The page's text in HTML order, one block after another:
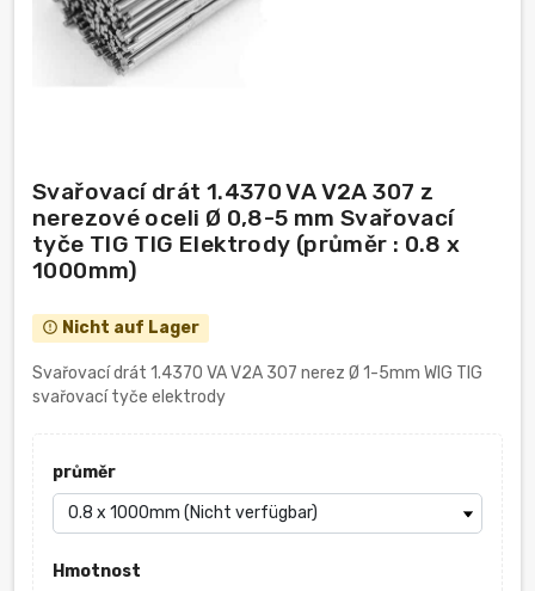
Svařovací drát 1.4370 VA V2A 307 z
nerezové oceli Ø 0,8-5 mm Svařovací
tyče TIG TIG Elektrody (průměr : 0.8 x
1000mm)
error_outline Nicht auf Lager
Svařovací drát 1.4370 VA V2A 307 nerez Ø 1-5mm WIG TIG
svařovací tyče elektrody
průměr
Hmotnost